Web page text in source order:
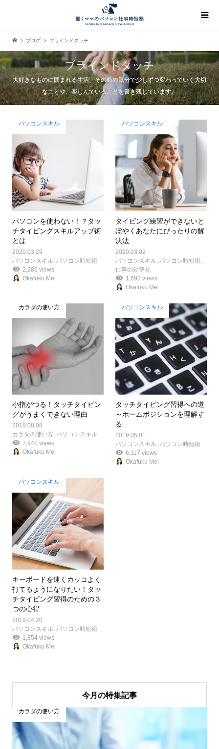
ブログ ブラインドタッチ
ブラインドタッチ
大好きなものに囲まれる生活、その時の気分で少しずつ変わっていく大切
なことや、楽しんでいることを書き残しています。
パソコンスキル
パソコンを使わない！？タッ
チタイピングスキルアップ術
とは
2020.03.29
パソコンスキル, パソコン時短術
2,285 views
Okafuku Mei
パソコンスキル
タイピング練習ができないと
ぼやくあなたにぴったりの解
決法
2020.03.02
パソコンスキル パソコン時短術
仕事の効率化
1,692 views
Okafuku Mei
カラダの使い方
小指がつる！タッチタイピン
グがうまくできない理由
2019.08.08
カラダの使い方, パソコンスキル
7,940 views
Okafuku Mei
パソコンスキル
タッチタイピング習得への道
～ホームポジションを理解す
る
2019.05.01
パソコンスキル,パソコン時短術
6,117 views
Okafuku Mei
パソコンスキル
キーボードを速くカッコよく
打てるようになりたい！タッ
チタイピング習得のための３
つの心得
2019.04.20
パソコンスキル, パソコン時短術
1,854 views
Okafuku Mei
今月の特集記事
カラダの使い方